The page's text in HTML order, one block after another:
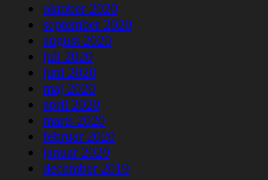
oktober 2020
september 2020
august 2020
juli 2020
juni 2020
maj 2020
april 2020
marts 2020
februar 2020
januar 2020
december 2019